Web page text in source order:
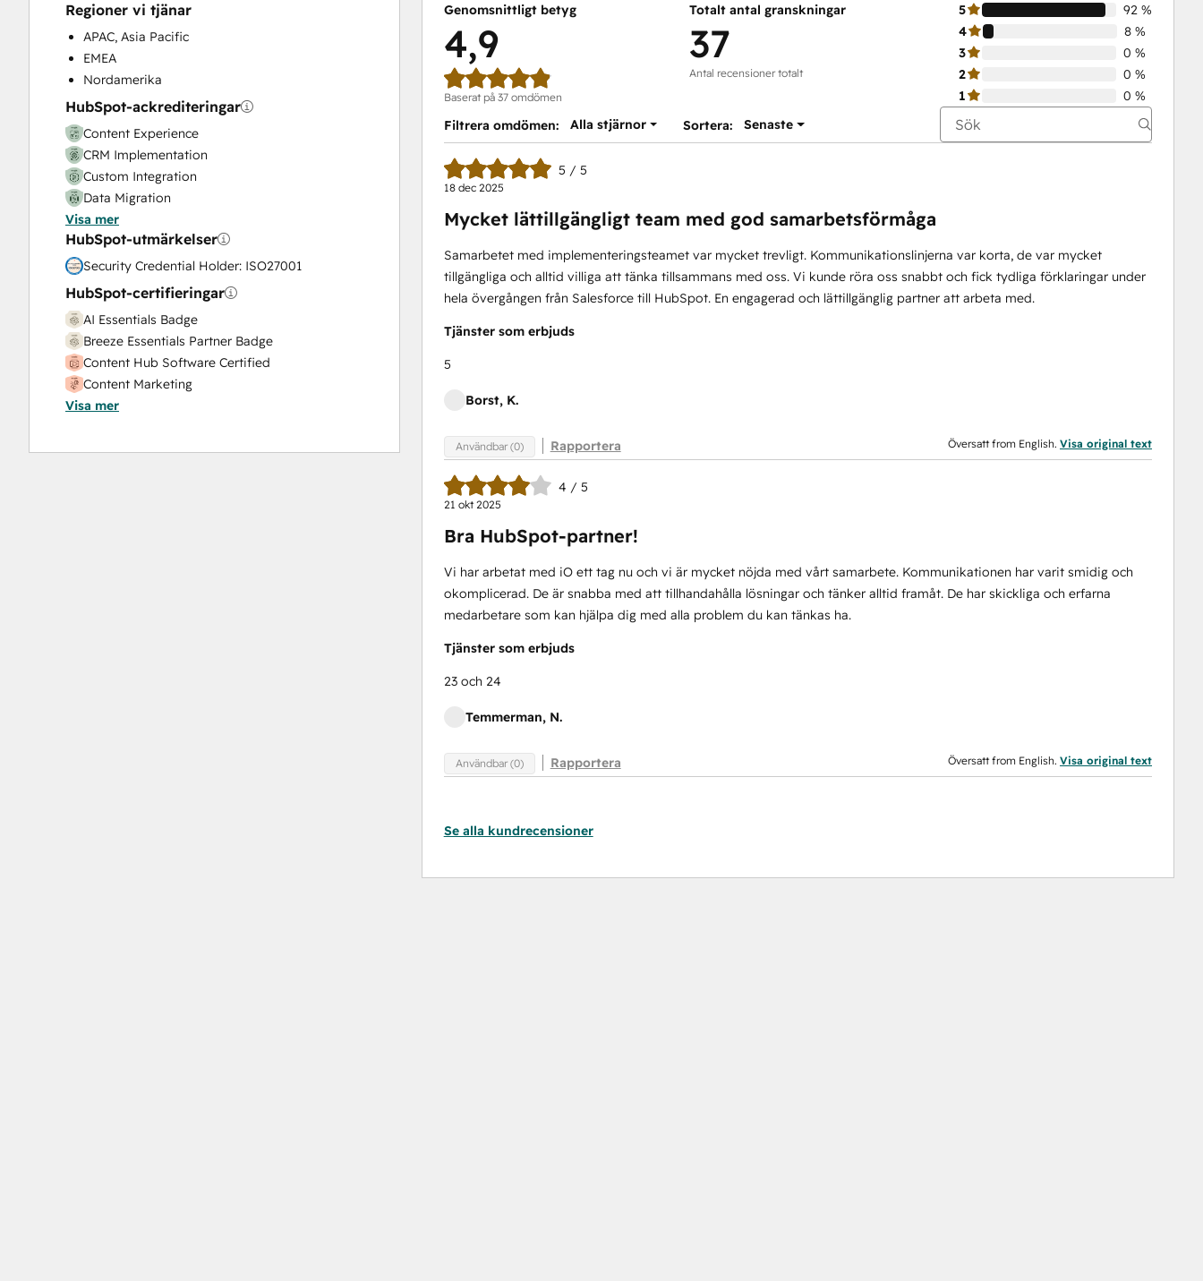
Sales Coaching and Training
Sales Enablement
Search Engine Optimization
Social Media
Website Design
Website Development
Website Migration
Regioner vi tjänar
APAC, Asia Pacific
EMEA
Nordamerika
HubSpot-ackrediteringar
Content Experience
CRM Implementation
Custom Integration
Data Migration
Onboarding
Service Implementation
Solutions Architecture Design
Visa mer
HubSpot-utmärkelser
Security Credential Holder: ISO27001
HubSpot-certifieringar
AI Essentials Badge
Breeze Essentials Partner Badge
Content Hub Software Certified
Content Marketing
CRM Data Migration Certification
Digital Advertising
Visa mer
Genomsnittligt betyg
4,9
Baserat på 37 omdömen
Totalt antal granskningar
37
Antal recensioner totalt
5
92 %
4
8 %
3
0 %
2
0 %
1
0 %
Filtrera omdömen:
Alla stjärnor Sortera: Senaste
5 / 5
18 dec 2025
Mycket lättillgängligt team med god samarbetsförmåga
Samarbetet med implementeringsteamet var mycket trevligt. Kommunikationslinjerna var korta, de var mycket
tillgängliga och alltid villiga att tänka tillsammans med oss. Vi kunde röra oss snabbt och fick tydliga förklaringar under
hela övergången från Salesforce till HubSpot. En engagerad och lättillgänglig partner att arbeta med.
Tjänster som erbjuds
5
Borst, K.
Användbar (0) Rapportera Översatt from English. Visa original text
4 / 5
21 okt 2025
Bra HubSpot-partner!
Vi har arbetat med iO ett tag nu och vi är mycket nöjda med vårt samarbete. Kommunikationen har varit smidig och
okomplicerad. De är snabba med att tillhandahålla lösningar och tänker alltid framåt. De har skickliga och erfarna
medarbetare som kan hjälpa dig med alla problem du kan tänkas ha.
Tjänster som erbjuds
23 och 24
Temmerman, N.
Användbar (0) Rapportera Översatt from English. Visa original text
Se alla kundrecensioner